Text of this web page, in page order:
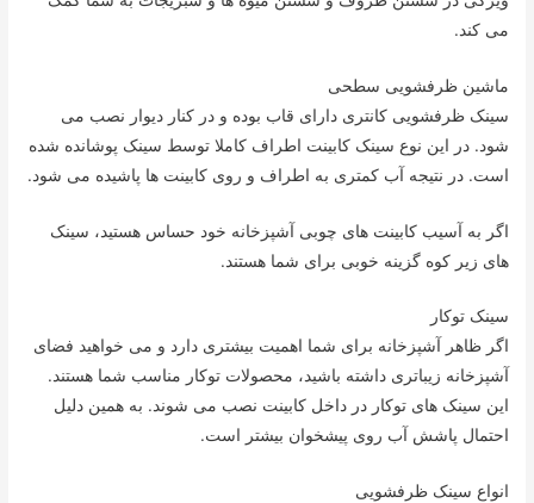
می کند.
ماشین ظرفشویی سطحی
سینک ظرفشویی کانتری دارای قاب بوده و در کنار دیوار نصب می
شود. در این نوع سینک کابینت اطراف کاملا توسط سینک پوشانده شده
است. در نتیجه آب کمتری به اطراف و روی کابینت ها پاشیده می شود.
اگر به آسیب کابینت های چوبی آشپزخانه خود حساس هستید، سینک
های زیر کوه گزینه خوبی برای شما هستند.
سینک توکار
اگر ظاهر آشپزخانه برای شما اهمیت بیشتری دارد و می خواهید فضای
آشپزخانه زیباتری داشته باشید، محصولات توکار مناسب شما هستند.
این سینک های توکار در داخل کابینت نصب می شوند. به همین دلیل
احتمال پاشش آب روی پیشخوان بیشتر است.
انواع سینک ظرفشویی